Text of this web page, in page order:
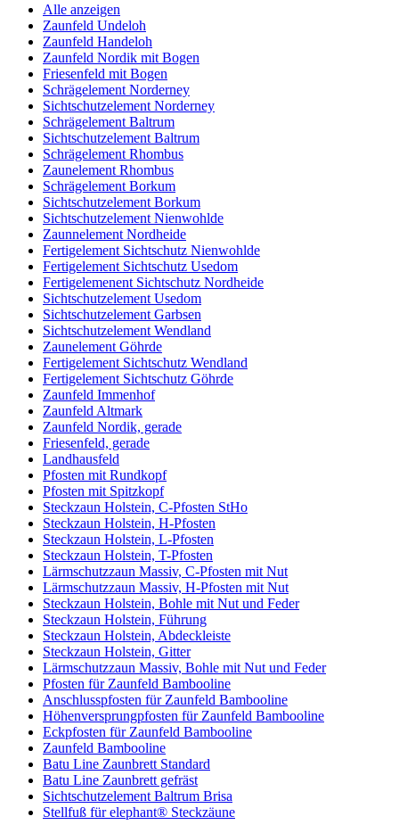
Alle anzeigen
Zaunfeld Undeloh
Zaunfeld Handeloh
Zaunfeld Nordik mit Bogen
Friesenfeld mit Bogen
Schrägelement Norderney
Sichtschutzelement Norderney
Schrägelement Baltrum
Sichtschutzelement Baltrum
Schrägelement Rhombus
Zaunelement Rhombus
Schrägelement Borkum
Sichtschutzelement Borkum
Sichtschutzelement Nienwohlde
Zaunnelement Nordheide
Fertigelement Sichtschutz Nienwohlde
Fertigelement Sichtschutz Usedom
Fertigelemenent Sichtschutz Nordheide
Sichtschutzelement Usedom
Sichtschutzelement Garbsen
Sichtschutzelement Wendland
Zaunelement Göhrde
Fertigelement Sichtschutz Wendland
Fertigelement Sichtschutz Göhrde
Zaunfeld Immenhof
Zaunfeld Altmark
Zaunfeld Nordik, gerade
Friesenfeld, gerade
Landhausfeld
Pfosten mit Rundkopf
Pfosten mit Spitzkopf
Steckzaun Holstein, C-Pfosten StHo
Steckzaun Holstein, H-Pfosten
Steckzaun Holstein, L-Pfosten
Steckzaun Holstein, T-Pfosten
Lärmschutzzaun Massiv, C-Pfosten mit Nut
Lärmschutzzaun Massiv, H-Pfosten mit Nut
Steckzaun Holstein, Bohle mit Nut und Feder
Steckzaun Holstein, Führung
Steckzaun Holstein, Abdeckleiste
Steckzaun Holstein, Gitter
Lärmschutzzaun Massiv, Bohle mit Nut und Feder
Pfosten für Zaunfeld Bambooline
Anschlusspfosten für Zaunfeld Bambooline
Höhenversprungpfosten für Zaunfeld Bambooline
Eckpfosten für Zaunfeld Bambooline
Zaunfeld Bambooline
Batu Line Zaunbrett Standard
Batu Line Zaunbrett gefräst
Sichtschutzelement Baltrum Brisa
Stellfuß für elephant® Steckzäune